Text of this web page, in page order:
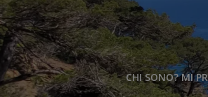
Vai
al
contenuto
CHI SONO? MI